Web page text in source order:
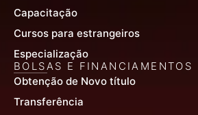
Capacitação
Cursos para estrangeiros
Especialização
BOLSAS E FINANCIAMENTOS
Obtenção de Novo título
Transferência